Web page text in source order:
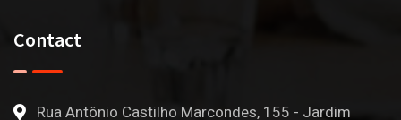
Contact
Rua Antônio Castilho Marcondes, 155 - Jardim